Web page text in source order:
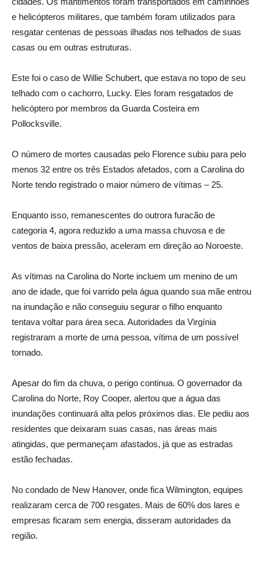
e helicópteros militares, que também foram utilizados para
resgatar centenas de pessoas ilhadas nos telhados de suas
casas ou em outras estruturas.
Este foi o caso de Willie Schubert, que estava no topo de seu
telhado com o cachorro, Lucky. Eles foram resgatados de
helicóptero por membros da Guarda Costeira em
Pollocksville.
O número de mortes causadas pelo Florence subiu para pelo
menos 32 entre os três Estados afetados, com a Carolina do
Norte tendo registrado o maior número de vítimas – 25.
Enquanto isso, remanescentes do outrora furacão de
categoria 4, agora reduzido a uma massa chuvosa e de
ventos de baixa pressão, aceleram em direção ao Noroeste.
As vítimas na Carolina do Norte incluem um menino de um
ano de idade, que foi varrido pela água quando sua mãe entrou
na inundação e não conseguiu segurar o filho enquanto
tentava voltar para área seca. Autoridades da Virgínia
registraram a morte de uma pessoa, vítima de um possível
tornado.
Apesar do fim da chuva, o perigo continua. O governador da
Carolina do Norte, Roy Cooper, alertou que a água das
inundações continuará alta pelos próximos dias. Ele pediu aos
residentes que deixaram suas casas, nas áreas mais
atingidas, que permaneçam afastados, já que as estradas
estão fechadas.
No condado de New Hanover, onde fica Wilmington, equipes
realizaram cerca de 700 resgates. Mais de 60% dos lares e
empresas ficaram sem energia, disseram autoridades da
região.